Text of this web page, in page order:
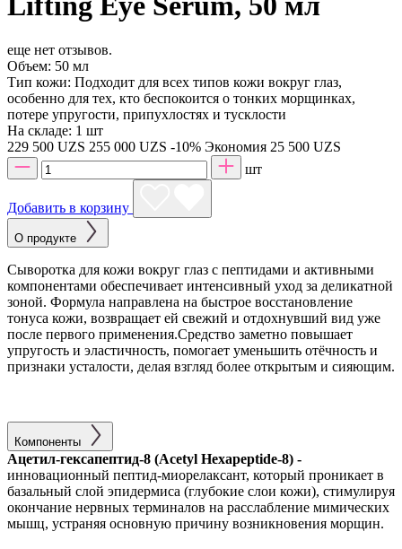
еще нет отзывов.
Объем: 50 мл
Тип кожи: Подходит для всех типов кожи вокруг глаз,
особенно для тех, кто беспокоится о тонких морщинках,
потере упругости, припухлостях и тусклости
На складе: 1 шт
229 500 UZS 255 000 UZS -10% Экономия 25 500 UZS
шт
Добавить в корзину
О продукте
Сыворотка для кожи вокруг глаз с пептидами и активными
компонентами обеспечивает интенсивный уход за деликатной
зоной. Формула направлена на быстрое восстановление
тонуса кожи, возвращает ей свежий и отдохнувший вид уже
после первого применения.Средство заметно повышает
упругость и эластичность, помогает уменьшить отёчность и
признаки усталости, делая взгляд более открытым и сияющим.
Компоненты
Ацетил-гексапептид-8 (Acetyl Hexapeptide-8) -
инновационный пептид-миорелаксант, который проникает в
базальный слой эпидермиса (глубокие слои кожи), стимулируя
окончание нервных терминалов на расслабление мимических
мышц, устраняя основную причину возникновения морщин.